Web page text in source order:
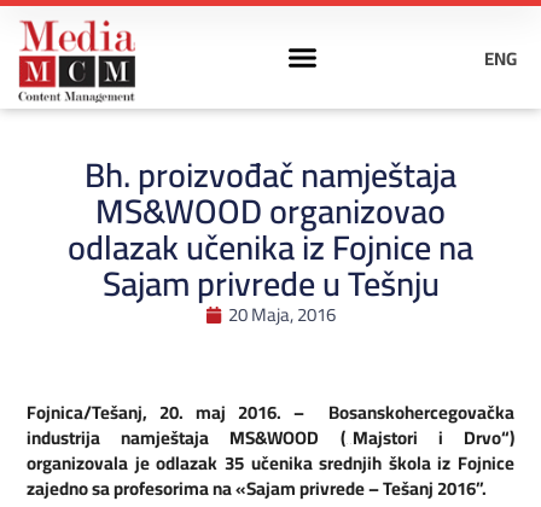
ENG
Bh. proizvođač namještaja
MS&WOOD organizovao
odlazak učenika iz Fojnice na
Sajam privrede u Tešnju
20 Maja, 2016
Fojnica/Tešanj, 20. maj 2016. – Bosanskohercegovačka
industrija namještaja MS&WOOD („Majstori i Drvo“)
organizovala je odlazak 35 učenika srednjih škola iz Fojnice
zajedno sa profesorima na «Sajam privrede – Tešanj 2016”.